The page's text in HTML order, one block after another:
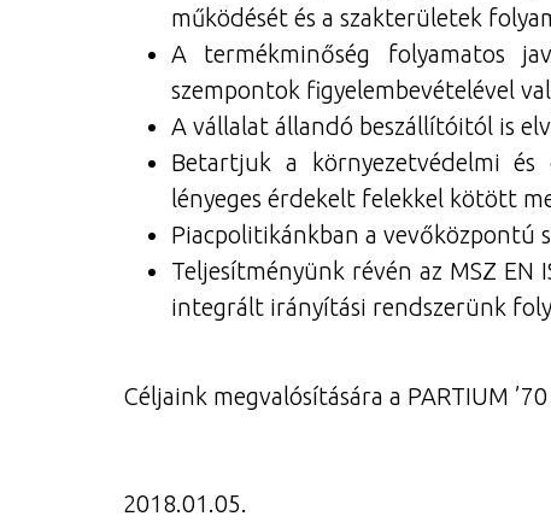
működését és a szakterületek
A termékminőség folyamatos
szempontok figyelembevételével
A vállalat állandó beszállítóitól is
Betartjuk a környezetvédelmi és
lényeges érdekelt felekkel kötött
Piacpolitikánkban a vevőközpontú
Teljesítményünk révén az MSZ EN
integrált irányítási rendszerünk
Céljaink megvalósítására a PARTIUM
2018.01.05.